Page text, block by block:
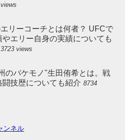
リーコーチとは何者？ UFCで
やエリー自身の実績についても
views
のバケモノ"生田侑希とは。戦
闘技歴についても紹介 8734
ンネル